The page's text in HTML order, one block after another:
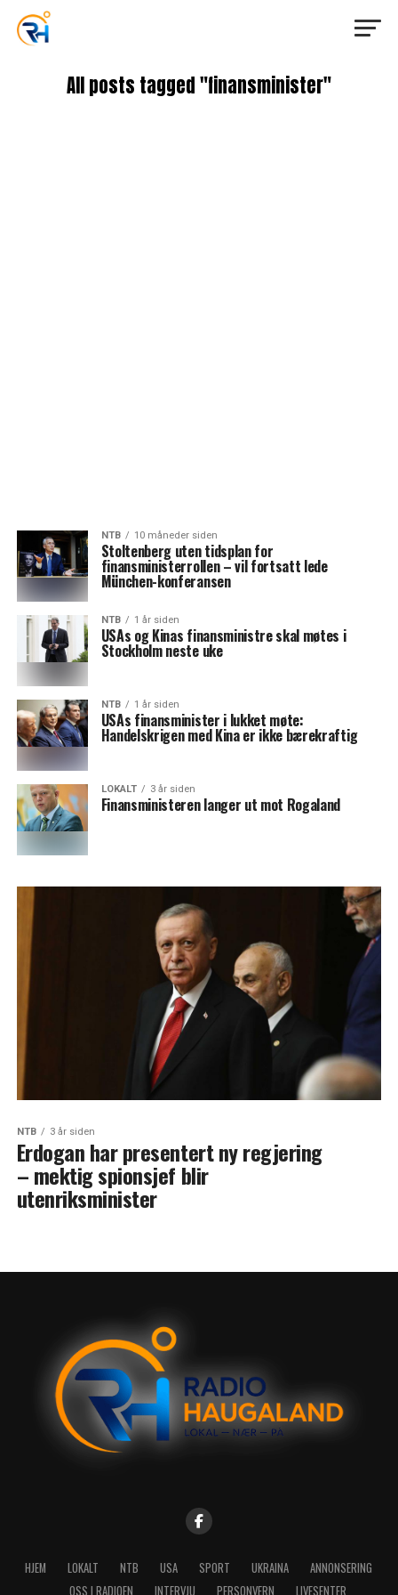
All posts tagged "finansminister"
NTB 10 måneder siden
Stoltenberg uten tidsplan for
finansministerrollen – vil fortsatt lede
München-konferansen
NTB 1 år siden
USAs og Kinas finansministre skal møtes i
Stockholm neste uke
NTB 1 år siden
USAs finansminister i lukket møte:
Handelskrigen med Kina er ikke bærekraftig
LOKALT 3 år siden
Finansministeren langer ut mot Rogaland
NTB 3 år siden
Erdogan har presentert ny regjering
– mektig spionsjef blir
utenriksminister
HJEM LOKALT NTB USA SPORT UKRAINA
ANNONSERING
OSS I RADIOEN
INTERVJU PERSONVERN LIVESENTER